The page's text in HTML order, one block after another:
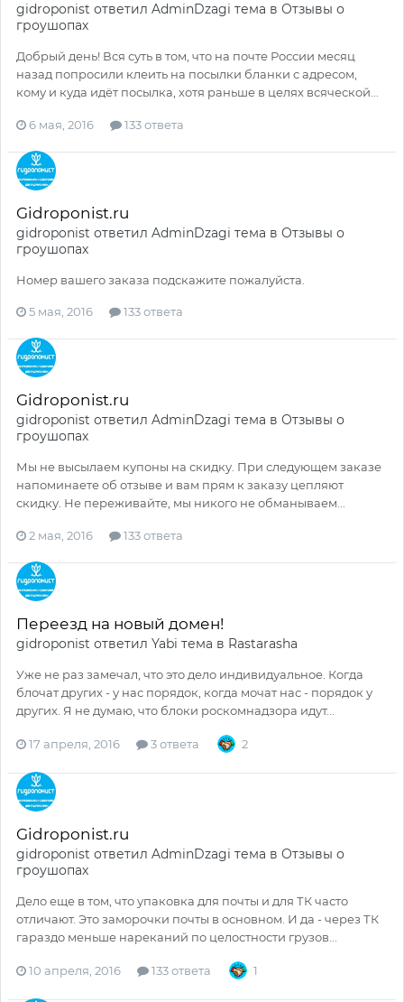
gidroponist ответил AdminDzagi тема в Отзывы о
гроушопах
Добрый день! Вся суть в том, что на почте России месяц
назад попросили клеить на посылки бланки с адресом,
кому и куда идёт посылка, хотя раньше в целях всяческой...
6 мая, 2016 133 ответа
Gidroponist.ru
gidroponist ответил AdminDzagi тема в Отзывы о
гроушопах
Номер вашего заказа подскажите пожалуйста.
5 мая, 2016 133 ответа
Gidroponist.ru
gidroponist ответил AdminDzagi тема в Отзывы о
гроушопах
Мы не высылаем купоны на скидку. При следующем заказе
напоминаете об отзыве и вам прям к заказу цепляют
скидку. Не переживайте, мы никого не обманываем...
2 мая, 2016 133 ответа
Переезд на новый домен!
gidroponist ответил Yabi тема в Rastarasha
Уже не раз замечал, что это дело индивидуальное. Когда
блочат других - у нас порядок, когда мочат нас - порядок у
других. Я не думаю, что блоки роскомнадзора идут...
17 апреля, 2016 3 ответа 2
Gidroponist.ru
gidroponist ответил AdminDzagi тема в Отзывы о
гроушопах
Дело еще в том, что упаковка для почты и для ТК часто
отличают. Это заморочки почты в основном. И да - через ТК
гараздо меньше нареканий по целостности грузов...
10 апреля, 2016 133 ответа 1